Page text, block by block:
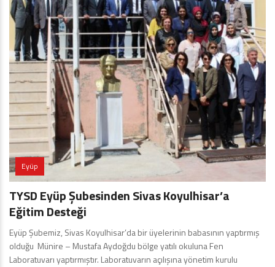
Eyüp
TYSD Eyüp Şubesinden Sivas Koyulhisar’a
Eğitim Desteği
Eyüp Şubemiz, Sivas Koyulhisar’da bir üyelerinin babasının yaptırmış
olduğu Münire – Mustafa Aydoğdu bölge yatılı okuluna Fen
Laboratuvarı yaptırmıştır. Laboratuvarın açılışına yönetim kurulu